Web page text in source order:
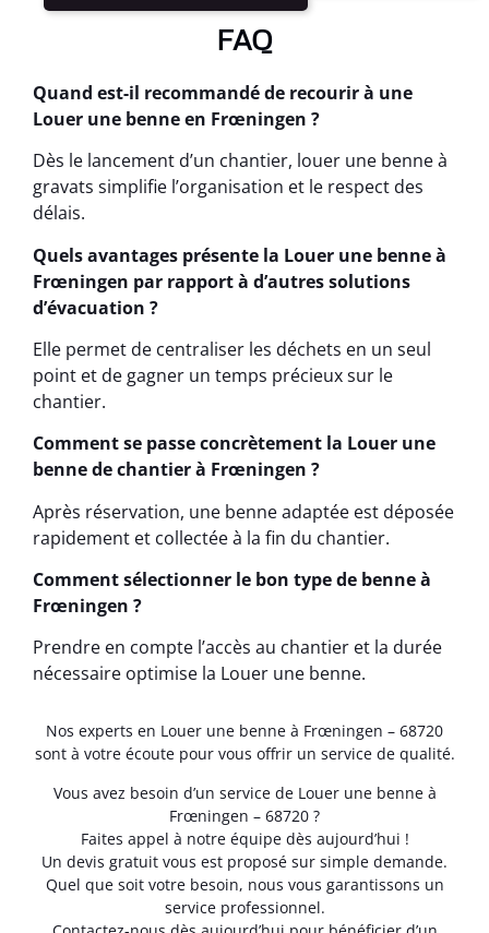
FAQ
Quand est-il recommandé de recourir à une
Louer une benne en Frœningen ?
Dès le lancement d’un chantier, louer une benne à
gravats simplifie l’organisation et le respect des
délais.
Quels avantages présente la Louer une benne à
Frœningen par rapport à d’autres solutions
d’évacuation ?
Elle permet de centraliser les déchets en un seul
point et de gagner un temps précieux sur le
chantier.
Comment se passe concrètement la Louer une
benne de chantier à Frœningen ?
Après réservation, une benne adaptée est déposée
rapidement et collectée à la fin du chantier.
Comment sélectionner le bon type de benne à
Frœningen ?
Prendre en compte l’accès au chantier et la durée
nécessaire optimise la Louer une benne.
Nos experts en Louer une benne à Frœningen – 68720
sont à votre écoute pour vous offrir un service de qualité.
Vous avez besoin d’un service de Louer une benne à
Frœningen – 68720 ?
Faites appel à notre équipe dès aujourd’hui !
Un devis gratuit vous est proposé sur simple demande.
Quel que soit votre besoin, nous vous garantissons un
service professionnel.